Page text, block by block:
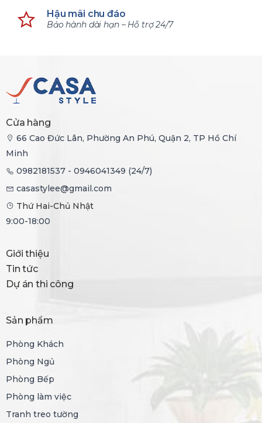
Hậu mãi chu đáo
Bảo hành dài hạn – Hỗ trợ 24/7
Cửa hàng
66 Cao Đức Lân, Phường An Phú, Quận 2, TP Hồ Chí
Minh
0982181537 - 0946041349 (24/7)
casastylee@gmail.com
Thứ Hai-Chủ Nhật
9:00-18:00
Giới thiệu
Tin tức
Dự án thi công
Sản phẩm
Phòng Khách
Phòng Ngủ
Phòng Bếp
Phòng làm việc
Tranh treo tường